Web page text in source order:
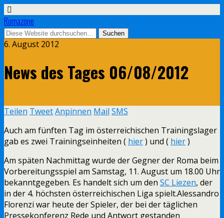
Romazone
6. August 2012
News des Tages 06/08/2012
Teilen TweetAnpinnen Mail SMS
Auch am fünften Tag im österreichischen Trainingslager
gab es zwei Trainingseinheiten ( hier) und ( hier)
Am späten Nachmittag wurde der Gegner der Roma beim
Vorbereitungsspiel am Samstag, 11. August um 18.00 Uhr
bekanntgegeben. Es handelt sich um den SC Liezen, der
in der 4. höchsten österreichischen Liga spielt.Alessandro
Florenzi war heute der Spieler, der bei der täglichen
Pressekonferenz Rede und Antwort gestanden